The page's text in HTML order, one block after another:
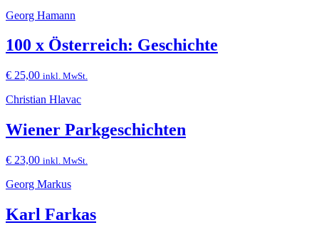
Georg Hamann
100 x Österreich: Geschichte
€ 25,00 inkl. MwSt.
Christian Hlavac
Wiener Parkgeschichten
€ 23,00 inkl. MwSt.
Georg Markus
Karl Farkas